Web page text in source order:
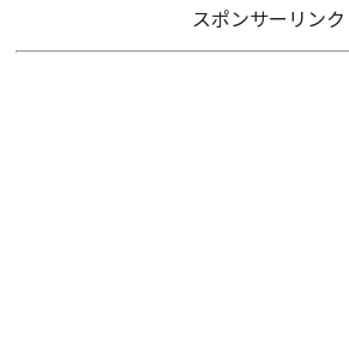
スポンサーリンク